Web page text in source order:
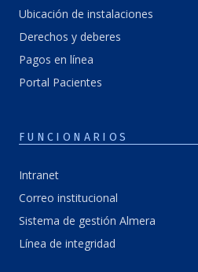
Ubicación de instalaciones
Derechos y deberes
Pagos en línea
Portal Pacientes
FUNCIONARIOS
Intranet
Correo institucional
Sistema de gestión Almera
Línea de integridad